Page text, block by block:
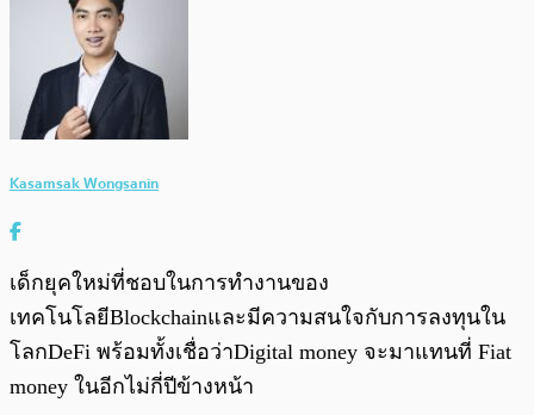
Kasamsak Wongsanin
เด็กยุคใหม่ที่ชอบในการทำงานของ
เทคโนโลยีBlockchainและมีความสนใจกับการลงทุนใน
โลกDeFi พร้อมทั้งเชื่อว่าDigital money จะมาแทนที่ Fiat
money ในอีกไม่กี่ปีข้างหน้า